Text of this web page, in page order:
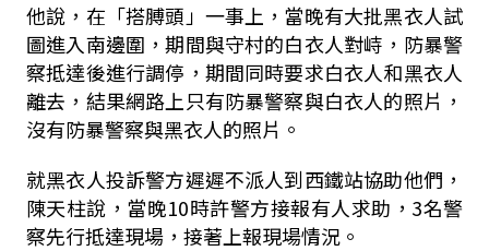
他說，在「搭膊頭」一事上，當晚有大批黑衣人試
圖進入南邊圍，期間與守村的白衣人對峙，防暴警
察抵達後進行調停，期間同時要求白衣人和黑衣人
離去，結果網路上只有防暴警察與白衣人的照片，
沒有防暴警察與黑衣人的照片。
就黑衣人投訴警方遲遲不派人到西鐵站協助他們，
陳天柱說，當晚10時許警方接報有人求助，3名警
察先行抵達現場，接著上報現場情況。